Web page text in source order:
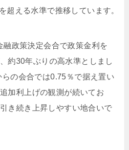
超える水準で推移しています。
融政策決定会合で政策金利を
約30年ぶりの高水準としまし
の会合では0.75％で据え置い
加利上げの観測が続いてお
き続き上昇しやすい地合いで